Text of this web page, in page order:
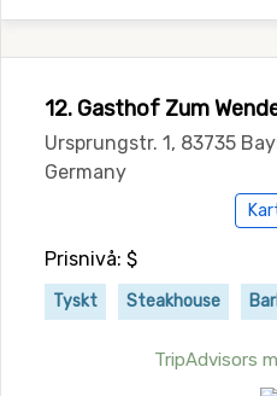
12. Gasthof Zum
Ursprungstr. 1, 83735
Germany
Prisnivå: $
Tyskt Steakhouse
TripAdvisors